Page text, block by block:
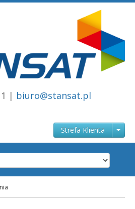
| biuro@stansat.pl
Strefa Klienta
główna
stansat.pl